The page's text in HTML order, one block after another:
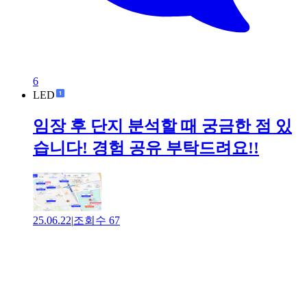
6
LED
임장 후 단지 분석할 때 궁금한 점 있
습니다! 경험 공유 부탁드려요!!
25.06.22|조회수 67